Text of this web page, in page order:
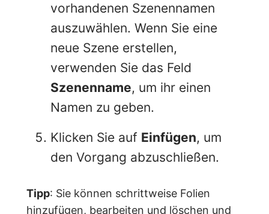
vorhandenen Szenennamen
auszuwählen. Wenn Sie eine
neue Szene erstellen,
verwenden Sie das Feld
Szenenname, um ihr einen
Namen zu geben.
Klicken Sie auf Einfügen, um
den Vorgang abzuschließen.
Tipp: Sie können schrittweise Folien
hinzufügen, bearbeiten und löschen und